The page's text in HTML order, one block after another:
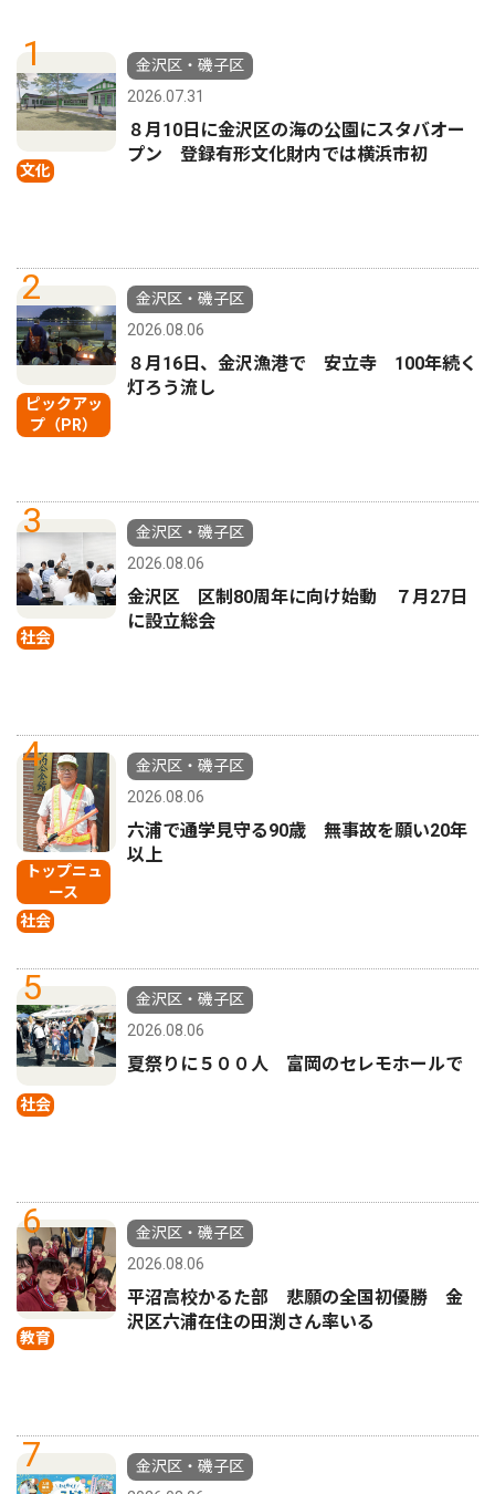
1
文化
金沢区・磯子区
2026.07.31
８月10日に金沢区の海の公園にスタバオー
プン 登録有形文化財内では横浜市初
2
ピックアッ
プ（PR）
金沢区・磯子区
2026.08.06
８月16日、金沢漁港で 安立寺 100年続く
灯ろう流し
3
社会
金沢区・磯子区
2026.08.06
金沢区 区制80周年に向け始動 ７月27日
に設立総会
4
トップニュ
ース
社会
金沢区・磯子区
2026.08.06
六浦で通学見守る90歳 無事故を願い20年
以上
5
社会
金沢区・磯子区
2026.08.06
夏祭りに５００人 富岡のセレモホールで
6
教育
金沢区・磯子区
2026.08.06
平沼高校かるた部 悲願の全国初優勝 金
沢区六浦在住の田渕さん率いる
7
金沢区・磯子区